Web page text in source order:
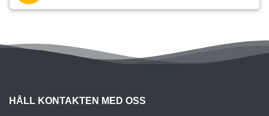
HÅLL KONTAKTEN MED OSS